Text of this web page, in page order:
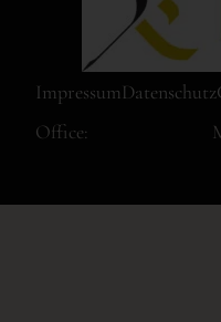
ImpressumDatenschutz
Office: